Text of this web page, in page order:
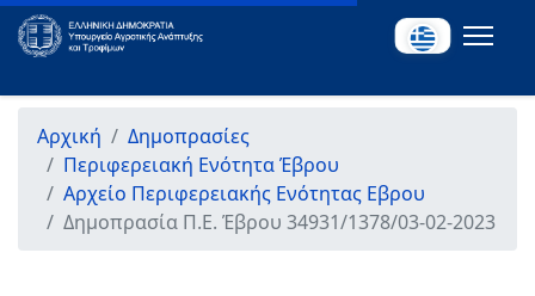
Αρχική
Δημοπρασίες
Περιφερειακή Ενότητα Έβρου
Αρχείο Περιφερειακής Ενότητας Εβρου
Δημοπρασία Π.Ε. Έβρου 34931/1378/03-02-2023